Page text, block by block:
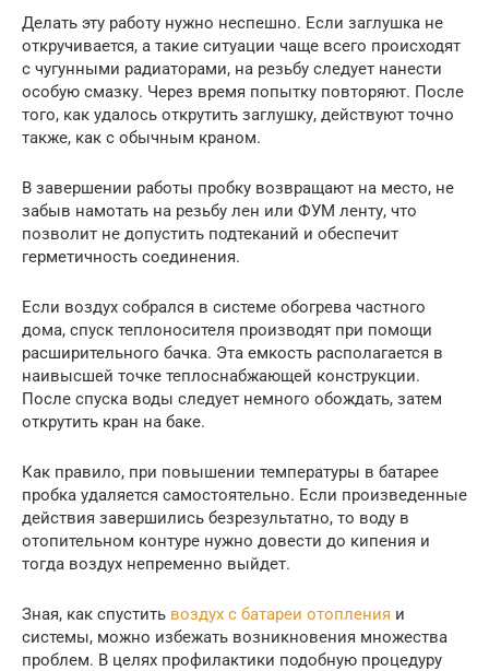
Делать эту работу нужно неспешно. Если заглушка не
откручивается, а такие ситуации чаще всего происходят
с чугунными радиаторами, на резьбу следует нанести
особую смазку. Через время попытку повторяют. После
того, как удалось открутить заглушку, действуют точно
также, как с обычным краном.
В завершении работы пробку возвращают на место, не
забыв намотать на резьбу лен или ФУМ ленту, что
позволит не допустить подтеканий и обеспечит
герметичность соединения.
Если воздух собрался в системе обогрева частного
дома, спуск теплоносителя производят при помощи
расширительного бачка. Эта емкость располагается в
наивысшей точке теплоснабжающей конструкции.
После спуска воды следует немного обождать, затем
открутить кран на баке.
Как правило, при повышении температуры в батарее
пробка удаляется самостоятельно. Если произведенные
действия завершились безрезультатно, то воду в
отопительном контуре нужно довести до кипения и
тогда воздух непременно выйдет.
Зная, как спустить воздух с батареи отопления и
системы, можно избежать возникновения множества
проблем. В целях профилактики подобную процедуру